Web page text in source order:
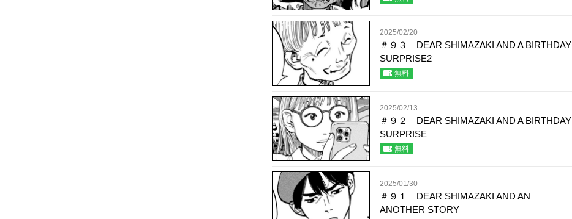
2025/02/20
＃９３ DEAR SHIMAZAKI AND A BIRTHDAY
SURPRISE2
無料
2025/02/13
＃９２ DEAR SHIMAZAKI AND A BIRTHDAY
SURPRISE
無料
2025/01/30
＃９１ DEAR SHIMAZAKI AND AN
ANOTHER STORY